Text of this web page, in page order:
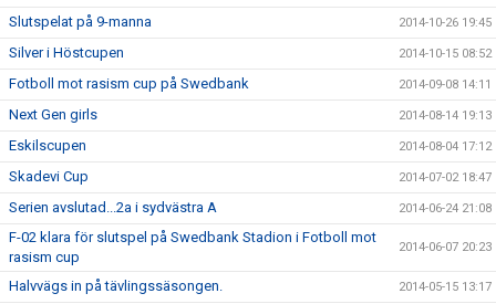
Slutspelat på 9-manna 2014-10-26 19:45
Silver i Höstcupen 2014-10-15 08:52
Fotboll mot rasism cup på Swedbank 2014-09-08 14:11
Next Gen girls 2014-08-14 19:13
Eskilscupen 2014-08-04 17:12
Skadevi Cup 2014-07-02 18:47
Serien avslutad...2a i sydvästra A 2014-06-24 21:08
F-02 klara för slutspel på Swedbank Stadion i Fotboll mot
rasism cup
2014-06-07 20:23
Halvvägs in på tävlingssäsongen. 2014-05-15 13:17